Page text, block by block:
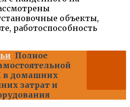
объекты,
работоспособность
Полное
в домашних
затрат и